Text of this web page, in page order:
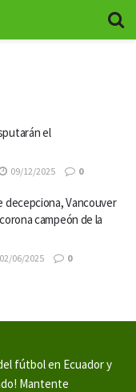
el
09/12/2025 0
decepciona, Vancouver
campeón de la
02/06/2025 0
fútbol en Ecuador y
Mantente